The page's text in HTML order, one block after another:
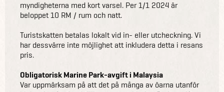
myndigheterna med kort varsel. Per 1/1 2024 är
beloppet 10 RM / rum och natt.
Turistskatten betalas lokalt vid in- eller utcheckning. Vi
har dessvärre inte möjlighet att inkludera detta i resans
pris.
Obligatorisk Marine Park-avgift i Malaysia
Var uppmärksam på att det på många av öarna utanför